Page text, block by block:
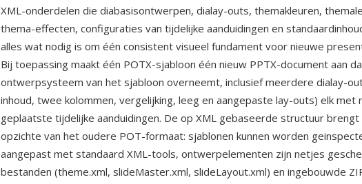
XML-onderdelen die diabasisontwerpen, dialay-outs, themakleuren,
thema-effecten, configuraties van tijdelijke aanduidingen en
alles wat nodig is om één consistent visueel fundament voor nieuwe
Bij toepassing maakt één POTX-sjabloon één nieuw PPTX-document aan
ontwerpsysteem van het sjabloon overneemt, inclusief meerdere dialay-
inhoud, twee kolommen, vergelijking, leeg en aangepaste lay-outs) elk met
geplaatste tijdelijke aanduidingen. De op XML gebaseerde structuur
opzichte van het oudere POT-formaat: sjablonen kunnen worden
aangepast met standaard XML-tools, ontwerpelementen zijn netjes
bestanden (theme.xml, slideMaster.xml, slideLayout.xml) en ingebouwde